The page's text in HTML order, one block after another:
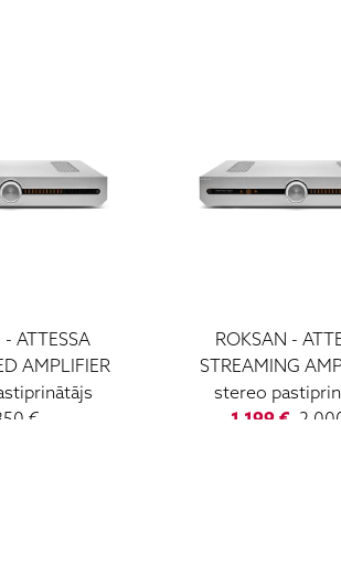
- ATTESSA
AMPLIFIER
€
ROKSAN -
STREAMING
stereo
1 199 € 2